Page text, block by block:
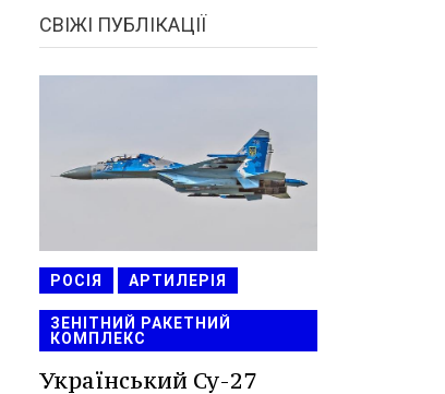
СВІЖІ ПУБЛІКАЦІЇ
РОСІЯ АРТИЛЕРІЯ
ЗЕНІТНИЙ РАКЕТНИЙ
КОМПЛЕКС
Український Су-27